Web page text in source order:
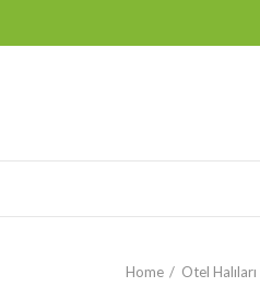
Home
Otel Halıları